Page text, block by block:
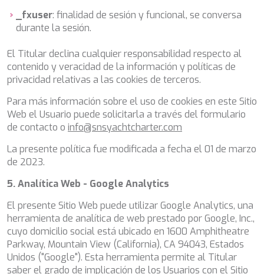
_fxuser: finalidad de sesión y funcional, se conversa
durante la sesión.
El Titular declina cualquier responsabilidad respecto al
contenido y veracidad de la información y políticas de
privacidad relativas a las cookies de terceros.
Para más información sobre el uso de cookies en este Sitio
Web el Usuario puede solicitarla a través del formulario
de contacto o info@snsyachtcharter.com
La presente política fue modificada a fecha el 01 de marzo
de 2023.
5. Analítica Web - Google Analytics
El presente Sitio Web puede utilizar Google Analytics, una
herramienta de analítica de web prestado por Google, Inc.,
cuyo domicilio social está ubicado en 1600 Amphitheatre
Parkway, Mountain View (California), CA 94043, Estados
Unidos ("Google"). Esta herramienta permite al Titular
saber el grado de implicación de los Usuarios con el Sitio
SILENT DREAM
SILVER WIND
SKYLARK
SON DE MAR
SONISHI
SOPHIA
SOUL
SOULMATE
SOUTH
SOUTH PAW C
STAR LINK
STARDUST OF MARY
STELLAMAR
SUD
SUMMER BREEZE
SUMMER FUN
SUNBREEZE
SUNRISE
SWEET CAROLINE
TAKARA ONE